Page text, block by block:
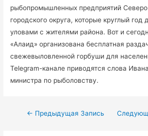
рыбопромышленных предприятий
городского округа, которые круглый год
уловами с жителями района. Вот и
«Алаид» организована бесплатная
свежевыловленной горбуши для
Telegram-канале приводятся слова
министра по рыболовству.
← Предыдущая Запись